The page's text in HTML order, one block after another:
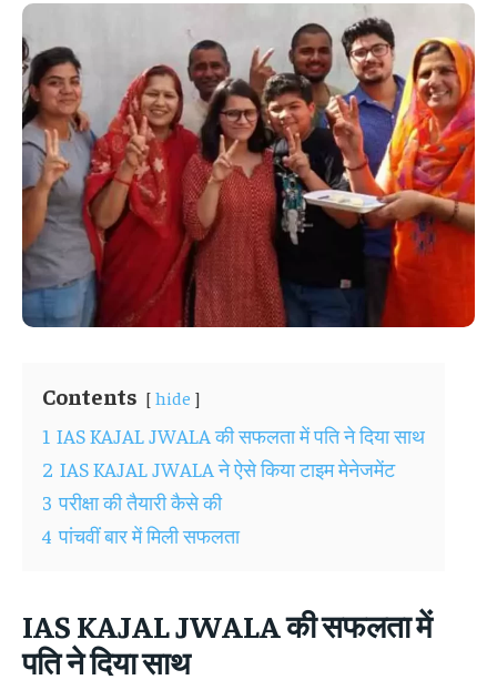
Contents hide
1 IAS KAJAL JWALA की सफलता में पति ने दिया साथ
2 IAS KAJAL JWALA ने ऐसे किया टाइम मेनेजमेंट
3 परीक्षा की तैयारी कैसे की
4 पांचवीं बार में मिली सफलता
IAS KAJAL JWALA की सफलता में
पति ने दिया साथ